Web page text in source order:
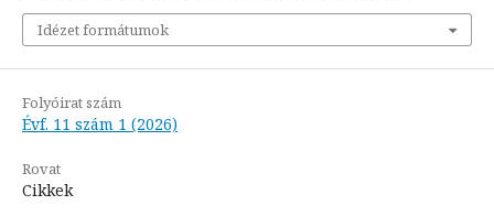
Idézet formátumok
Folyóirat szám
Évf. 11 szám 1 (2026)
Rovat
Cikkek